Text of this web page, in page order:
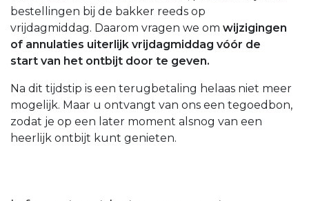
bestellingen bij de bakker reeds op
vrijdagmiddag. Daarom vragen we om wijzigingen
of annulaties uiterlijk vrijdagmiddag vóór de
start van het ontbijt door te geven.
Na dit tijdstip is een terugbetaling helaas niet meer
mogelijk. Maar u ontvangt van ons een tegoedbon,
zodat je op een later moment alsnog van een
heerlijk ontbijt kunt genieten.